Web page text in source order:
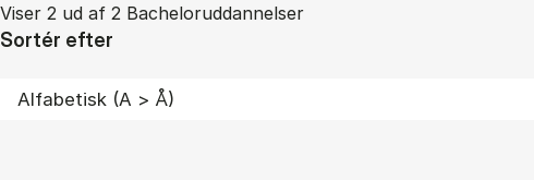
Viser 2 ud af 2 Bacheloruddannelser
Sortér efter